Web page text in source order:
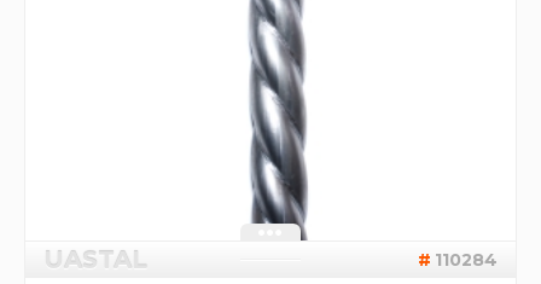
UASTAL 110284